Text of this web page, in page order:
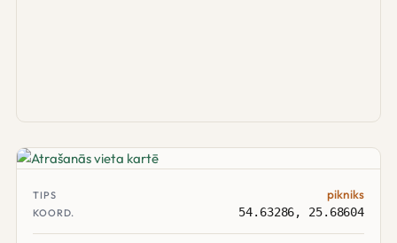
TIPS pikniks
KOORD. 54.63286, 25.68604